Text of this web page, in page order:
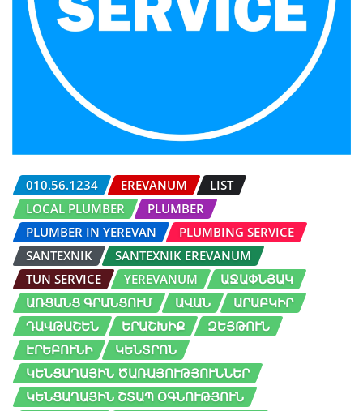
010.56.1234 EREVANUM
LIST
LOCAL PLUMBER
PLUMBER
PLUMBER IN YEREVAN
PLUMBING SERVICE
SANTEXNIK
SANTEXNIK EREVANUM
TUN SERVICE
YEREVANUM
ԱՋԱՓՆՅԱԿ
ԱՌՑԱՆՑ ԳՐԱՆՑՈՒՄ
ԱՎԱՆ
ԱՐԱԲԿԻՐ
ԴԱՎԹԱՇԵՆ
ԵՐԱՇԽԻՔ
ԶԵՅԹՈՒՆ
ԷՐԵԲՈՒՆԻ
ԿԵՆՏՐՈՆ
ԿԵՆՑԱՂԱՅԻՆ ԾԱՌԱՅՈՒԹՅՈՒՆՆԵՐ
ԿԵՆՑԱՂԱՅԻՆ ՇՏԱՊ ՕԳՆՈՒԹՅՈՒՆ